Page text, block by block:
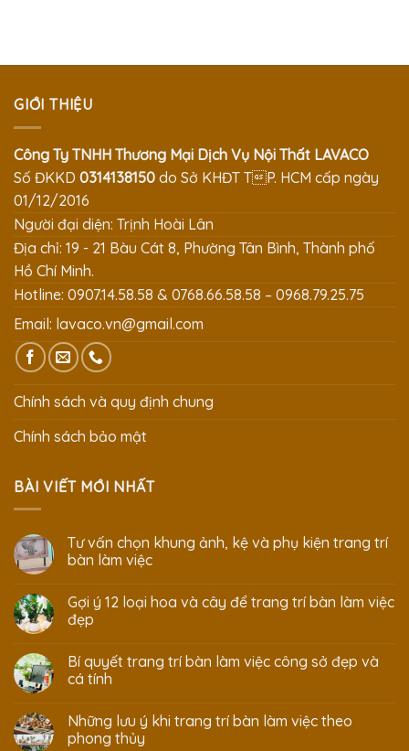
GIỚI THIỆU
Công Ty TNHH Thương Mại Dịch Vụ Nội Thất LAVACO
Số ĐKKD 0314138150 do Sở KHĐT TP. HCM cấp ngày
01/12/2016
Người đại diện: Trịnh Hoài Lân
Địa chỉ: 19 - 21 Bàu Cát 8, Phường Tân Bình, Thành phố
Hồ Chí Minh.
Hotline: 0907.14.58.58 & 0768.66.58.58 – 0968.79.25.75
Email: lavaco.vn@gmail.com
Chính sách và quy định chung
Chính sách bảo mật
BÀI VIẾT MỚI NHẤT
Tư vấn chọn khung ảnh, kệ và phụ kiện trang trí
bàn làm việc
Gợi ý 12 loại hoa và cây để trang trí bàn làm việc
đẹp
Bí quyết trang trí bàn làm việc công sở đẹp và
cá tính
Những lưu ý khi trang trí bàn làm việc theo
phong thủy